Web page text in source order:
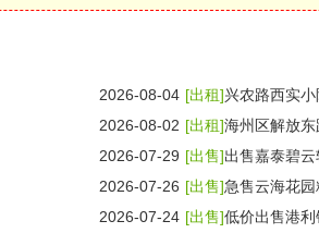
2026-08-04 [出租]兴农路西实
2026-08-02 [出租]海州区解放东
2026-07-29 [出售]出售嘉泰碧
2026-07-26 [出售]急售云海花
2026-07-24 [出售]低价出售港